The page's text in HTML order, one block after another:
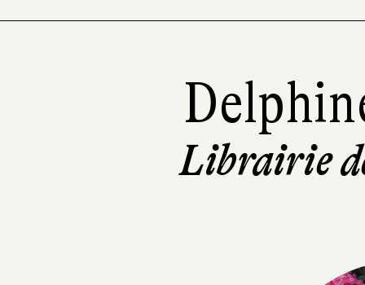
Librairie